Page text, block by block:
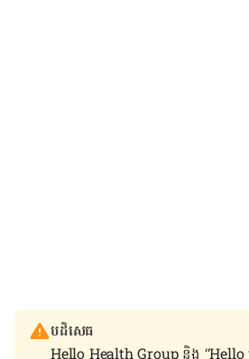
បដិសេធ
Hello Health Group និង “Hello គ្